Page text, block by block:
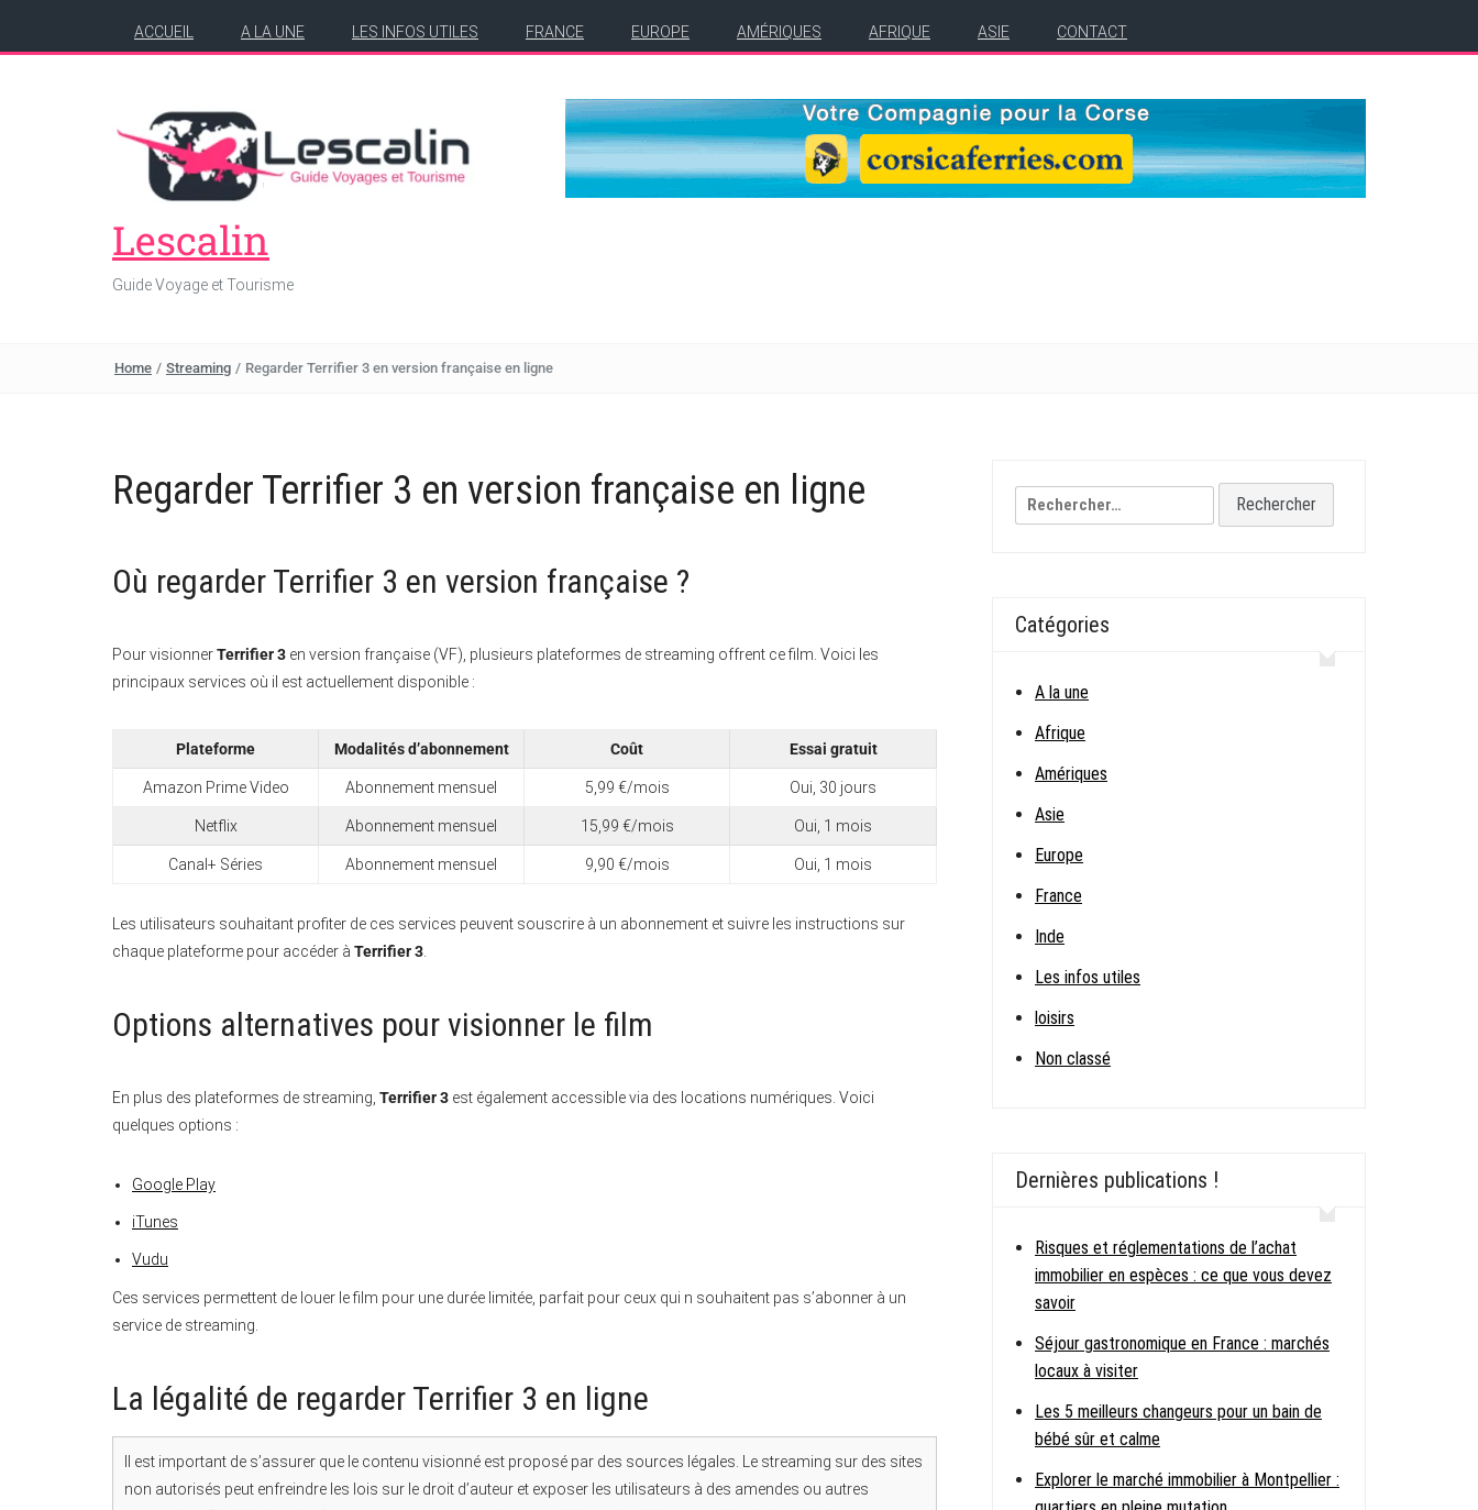
ACCUEIL A LA UNE LES INFOS UTILES FRANCE EUROPE AMÉRIQUES AFRIQUE ASIE CONTACT
Lescalin
Guide Voyage et Tourisme
Home / Streaming / Regarder Terrifier 3 en version française en ligne
Regarder Terrifier 3 en version française en ligne
Où regarder Terrifier 3 en version française ?
Pour visionnerTerrifier 3 en version française (VF), plusieurs plateformes de streaming offrent ce film. Voici les
principaux services où il est actuellement disponible :
Plateforme Modalités d’abonnement Coût Essai gratuit
Amazon Prime Video Abonnement mensuel 5,99 €/mois Oui, 30 jours
Netflix Abonnement mensuel 15,99 €/mois Oui, 1 mois
Canal+ Séries Abonnement mensuel 9,90 €/mois Oui, 1 mois
Les utilisateurs souhaitant profiter de ces services peuvent souscrire à un abonnement et suivre les instructions sur
chaque plateforme pour accéder à Terrifier 3.
Options alternatives pour visionner le film
En plus des plateformes de streaming, Terrifier 3 est également accessible via des locations numériques. Voici
quelques options :
Google Play
iTunes
Vudu
Ces services permettent de louer le film pour une durée limitée, parfait pour ceux qui n souhaitent pas s’abonner à un
service de streaming.
La légalité de regarder Terrifier 3 en ligne
Il est important de s’assurer que le contenu visionné est proposé par des sources légales. Le streaming sur des sites
non autorisés peut enfreindre les lois sur le droit d’auteur et exposer les utilisateurs à des amendes ou autres
Rechercher :
Catégories
A la une
Afrique
Amériques
Asie
Europe
France
Inde
Les infos utiles
loisirs
Non classé
Dernières publications !
Risques et réglementations de l’achat
immobilier en espèces : ce que vous devez
savoir
Séjour gastronomique en France : marchés
locaux à visiter
Les 5 meilleurs changeurs pour un bain de
bébé sûr et calme
Explorer le marché immobilier à Montpellier :